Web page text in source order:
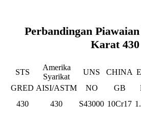
Perbandingan
Karat 430
STS
Amerika
Syarikat
UNS CHINA
GRED AISI/ASTM NO GB
430
430 S43000 10Cr17